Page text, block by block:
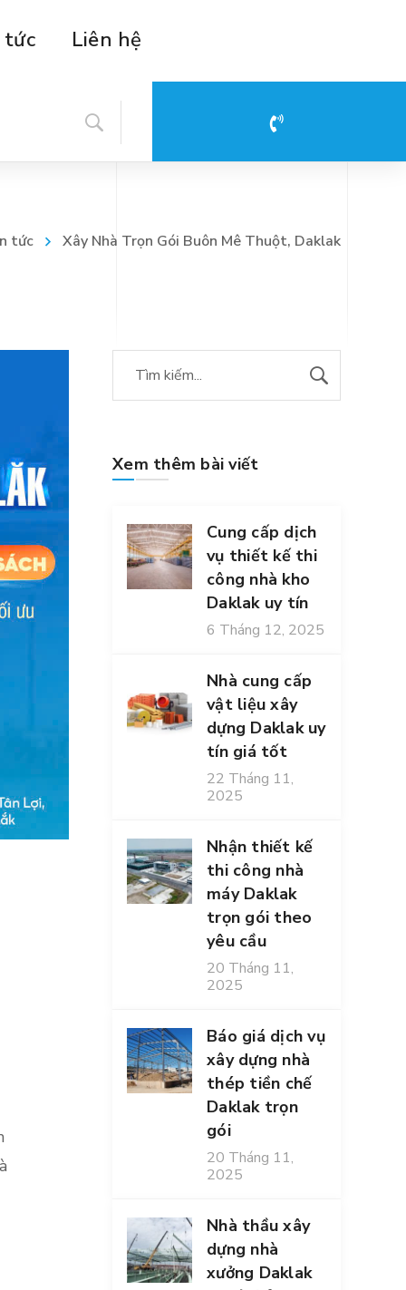
Liên hệ
tức Xây Nhà Trọn Gói Buôn Mê Thuột, Daklak
Xem thêm bài viết
Cung cấp dịch
vụ thiết kế thi
công nhà kho
Daklak uy tín
6 Tháng 12, 2025
Nhà cung cấp
vật liệu xây
dựng Daklak uy
tín giá tốt
22 Tháng 11,
2025
Nhận thiết kế
thi công nhà
máy Daklak
trọn gói theo
yêu cầu
20 Tháng 11,
2025
Báo giá dịch vụ
xây dựng nhà
thép tiền chế
Daklak trọn
gói
20 Tháng 11,
2025
Nhà thầu xây
dựng nhà
xưởng Daklak